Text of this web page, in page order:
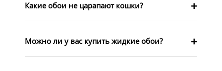
Какие обои не царапают кошки?
Можно ли у вас купить жидкие обои?